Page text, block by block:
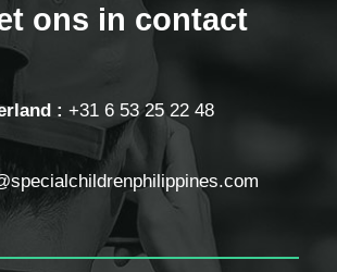
ons in contact
: +31 6 53 25 22 48